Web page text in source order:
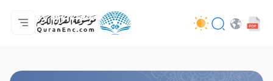
Accueil/Boyambi
Index ya mabongoli
Audio
Misala ya ba développeurs - API
À propos ya projet
Bokutana na biso
Lokota/munoko